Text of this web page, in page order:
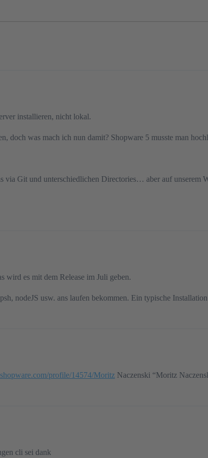
installieren, nicht lokal.
doch was mach ich nun damit? Shopware 5 musste man
via Git und unterschiedlichen Directories… aber auf unserem
wird es mit dem Release im Juli geben.
nodeJS usw. ans laufen bekommen. Ein typische
profile/14574/Moritz Naczenski “Moritz
cli sei dank